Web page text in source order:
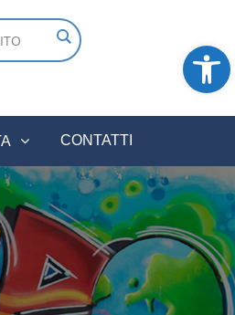
CONTATTI